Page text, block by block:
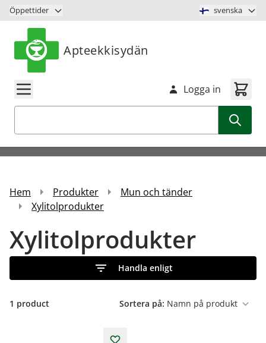
Hoppa till innehåll
Öppettider svenska
Apteekkisydän
Logga in
Hem Produkter
Mun och tänder
Xylitolprodukter
Xylitolprodukter
Handla enligt
1 product Sortera på: